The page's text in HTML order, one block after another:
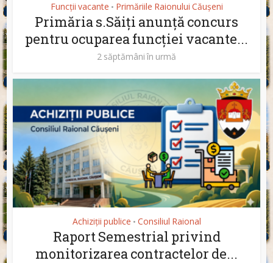
Funcții vacante • Primăriile Raionului Căușeni
Primăria s.Săiți anunță concurs
pentru ocuparea funcției vacante...
2 săptămâni în urmă
Achiziții publice • Consiliul Raional
Raport Semestrial privind
monitorizarea contractelor de...